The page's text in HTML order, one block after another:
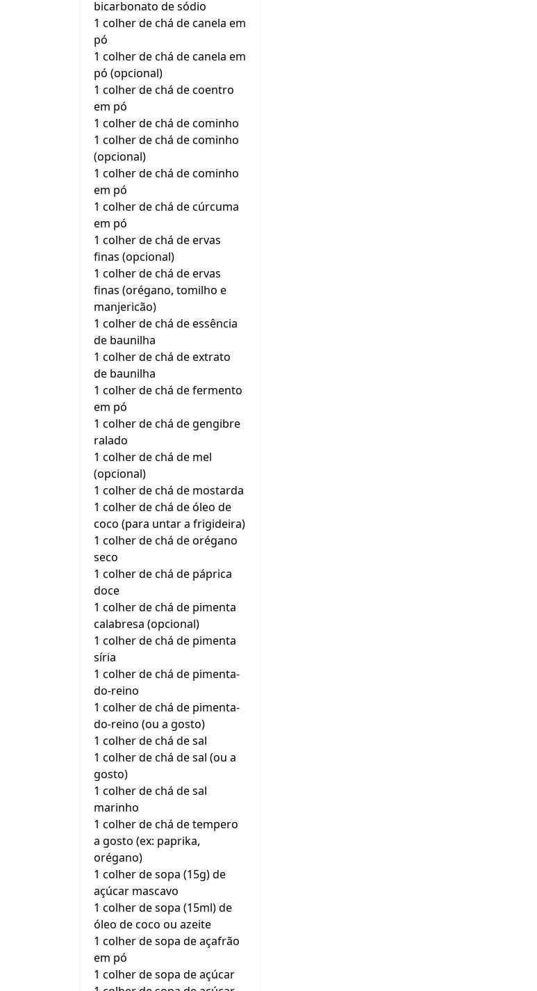
bicarbonato de sódio
1 colher de chá de canela em
pó
1 colher de chá de canela em
pó (opcional)
1 colher de chá de coentro
em pó
1 colher de chá de cominho
1 colher de chá de cominho
(opcional)
1 colher de chá de cominho
em pó
1 colher de chá de cúrcuma
em pó
1 colher de chá de ervas
finas (opcional)
1 colher de chá de ervas
finas (orégano, tomilho e
manjericão)
1 colher de chá de essência
de baunilha
1 colher de chá de extrato
de baunilha
1 colher de chá de fermento
em pó
1 colher de chá de gengibre
ralado
1 colher de chá de mel
(opcional)
1 colher de chá de mostarda
1 colher de chá de óleo de
coco (para untar a frigideira)
1 colher de chá de orégano
seco
1 colher de chá de páprica
doce
1 colher de chá de pimenta
calabresa (opcional)
1 colher de chá de pimenta
síria
1 colher de chá de pimenta-
do-reino
1 colher de chá de pimenta-
do-reino (ou a gosto)
1 colher de chá de sal
1 colher de chá de sal (ou a
gosto)
1 colher de chá de sal
marinho
1 colher de chá de tempero
a gosto (ex: paprika,
orégano)
1 colher de sopa (15g) de
açúcar mascavo
1 colher de sopa (15ml) de
óleo de coco ou azeite
1 colher de sopa de açafrão
em pó
1 colher de sopa de açúcar